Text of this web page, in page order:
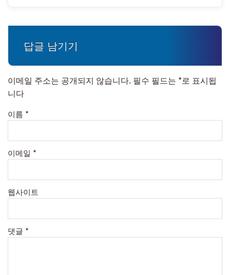
답글 남기기
이메일 주소는 공개되지 않습니다. 필수 필드는 *로 표시됩
니다
이름 *
이메일 *
웹사이트
댓글 *